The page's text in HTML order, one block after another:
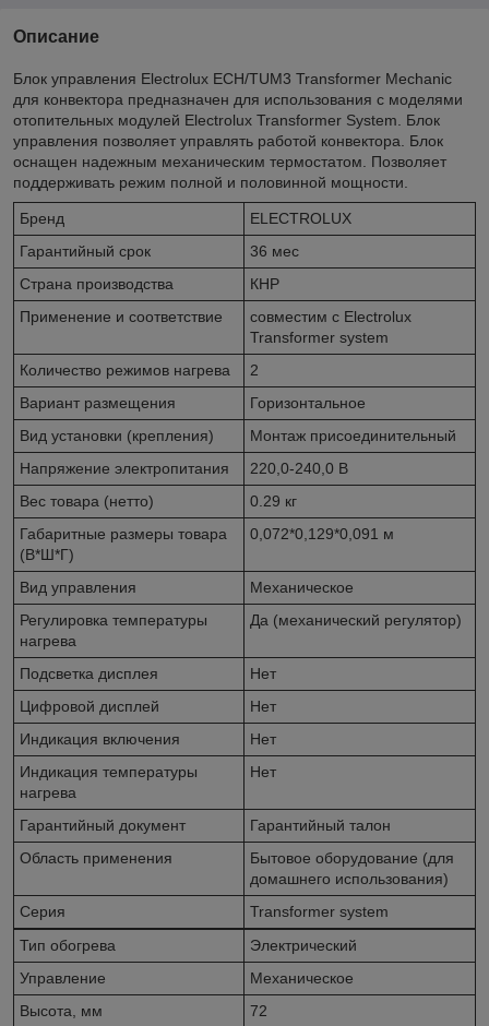
Описание
Блок управления Electrolux ECH/TUM3 Transformer Mechanic
для конвектора предназначен для использования с моделями
отопительных модулей Electrolux Transformer System. Блок
управления позволяет управлять работой конвектора. Блок
оснащен надежным механическим термостатом. Позволяет
поддерживать режим полной и половинной мощности.
Бренд
ELECTROLUX
Гарантийный срок
36 мес
Страна производства
КНР
Применение и соответствие
совместим с Electrolux
Transformer system
Количество режимов нагрева
2
Вариант размещения
Горизонтальное
Вид установки (крепления)
Монтаж присоединительный
Напряжение электропитания
220,0-240,0 В
Вес товара (нетто)
0.29 кг
Габаритные размеры товара
(В*Ш*Г)
0,072*0,129*0,091 м
Вид управления
Механическое
Регулировка температуры
нагрева
Да (механический регулятор)
Подсветка дисплея
Нет
Цифровой дисплей
Нет
Индикация включения
Нет
Индикация температуры
нагрева
Нет
Гарантийный документ
Гарантийный талон
Область применения
Бытовое оборудование (для
домашнего использования)
Серия
Transformer system
Тип обогрева
Электрический
Управление
Механическое
Высота, мм
72